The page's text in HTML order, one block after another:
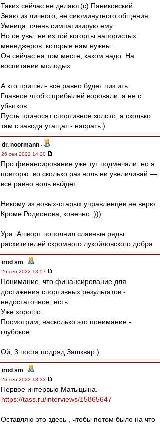
Таких сейчас не делают(с) Паниковский.
Знаю из личного, не сиюминутного общения.
Умница, очень симпатизирую ему.
Но он увы, не из той когорты напористых
менеджеров, которые нам нужны.
Он сейчас на том месте, каком надо. На
воспитании молодых.
А кто пришёл- всё равно будет пиз.ить.
Главное чтоб с прибылей воровали, а не с
убытков.
Пусть приносят спортивное золото, а сколько
там с завода утащат - насрать.)
dr. noormann -
26 сен 2022 14:20
Про финансирование уже тут подмечали, но я
повторю: во сколько раз ноль ни увеличивай —
всё равно ноль выйдет.
Никому из новых-старых управленцев не верю.
Кроме Родионова, конечно :)))
Ура, Ашворт пополнил славные ряды
расхитителей скромного лукойловского добра.
irod sm -
26 сен 2022 13:57
Понимание, что финансирование для
достижения спортивных результатов -
недостаточное, есть.
Уже хорошо.
Посмотрим, насколько это понимание -
глубокое.
Ой, 3 поста подряд.Зашквар.)
irod sm -
26 сен 2022 13:33
Первое интервью Матыцына.
https://tass.ru/interviews/15865647
Оставляю это здесь , чтобы потом было на что